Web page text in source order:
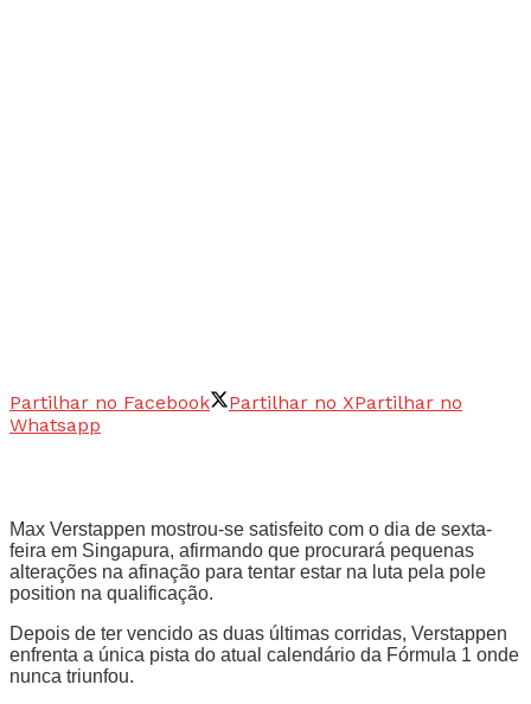
Partilhar no Facebook Partilhar no XPartilhar no
Whatsapp
Max Verstappen mostrou-se satisfeito com o dia de sexta-
feira em Singapura, afirmando que procurará pequenas
alterações na afinação para tentar estar na luta pela pole
position na qualificação.
Depois de ter vencido as duas últimas corridas, Verstappen
enfrenta a única pista do atual calendário da Fórmula 1 onde
nunca triunfou.